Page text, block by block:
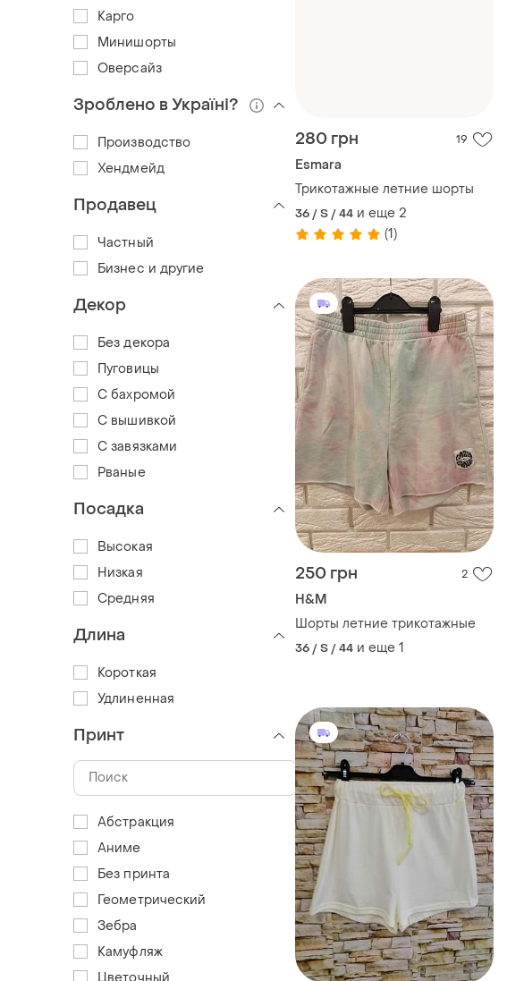
280 грн 19
Esmara
Трикотажные летние шорты
36 / S / 44 и еще 2
(1)
250 грн 2
H&M
Шорты летние трикотажные
36 / S / 44 и еще 1
Карго
Минишорты
Оверсайз
Зроблено в Україні?
Производство
Хендмейд
Продавец
Частный
Бизнес и другие
Декор
Без декора
Пуговицы
С бахромой
С вышивкой
С завязками
Рваные
Посадка
Высокая
Низкая
Средняя
Длина
Короткая
Удлиненная
Принт
Абстракция
Аниме
Без принта
Геометрический
Зебра
Камуфляж